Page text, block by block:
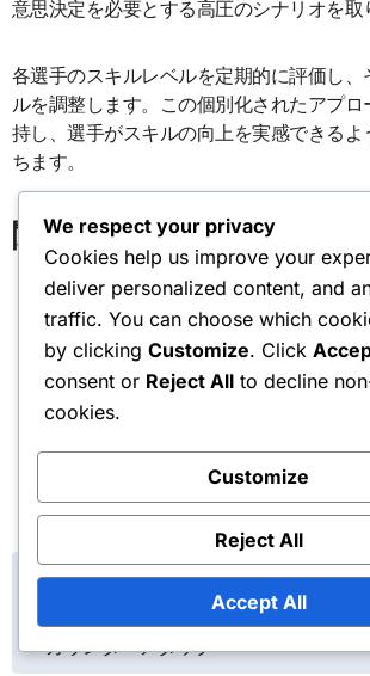
意思決定を必要とする高圧のシナリオを取
各選手のスキルレベルを定期的に評価し、
ルを調整します。この個別化されたアプ
持し、選手がスキルの向上を実感できる
ちます。
関連記事
リベロ：交代ルール、ユニフォーム
リベロ：異なるプレースタイル、チー
戦略への適応
リベロ：強い守備的マインドセット
フネス、そして集中力
Post
セッターの責任：トラン
ジションプレーにおける
役割、クイックセット、
カウンターアタック
リベロ：
ニフォー
We respect your privacy
Cookies help us improve your
deliver personalized content, and
traffic. You can choose which
by clicking Customize. Click
consent or Reject All to decline
cookies.
Customize
Reject All
Accept All